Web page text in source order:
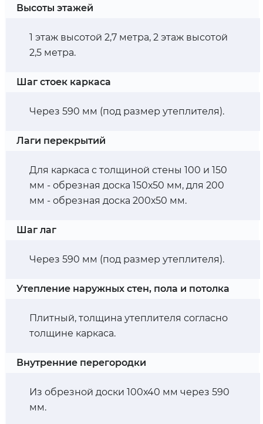
Высоты этажей
1 этаж высотой 2,7 метра, 2 этаж высотой
2,5 метра.
Шаг стоек каркаса
Через 590 мм (под размер утеплителя).
Лаги перекрытий
Для каркаса с толщиной стены 100 и 150
мм - обрезная доска 150х50 мм, для 200
мм - обрезная доска 200х50 мм.
Шаг лаг
Через 590 мм (под размер утеплителя).
Утепление наружных стен, пола и потолка
Плитный, толщина утеплителя согласно
толщине каркаса.
Внутренние перегородки
Из обрезной доски 100х40 мм через 590
мм.